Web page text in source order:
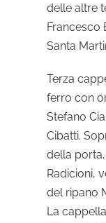
delle altre
Francesco
Santa
Terza
ferro con
Stefano
Cibatti.
della
Radicioni,
del ripano
La